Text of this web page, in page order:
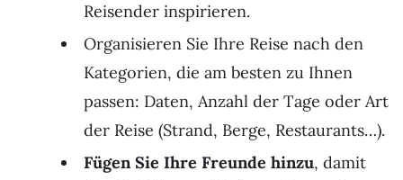
Reisender inspirieren.
Organisieren Sie Ihre Reise nach den
Kategorien, die am besten zu Ihnen
passen: Daten, Anzahl der Tage oder Art
der Reise (Strand, Berge, Restaurants…).
Fügen Sie Ihre Freunde hinzu, damit